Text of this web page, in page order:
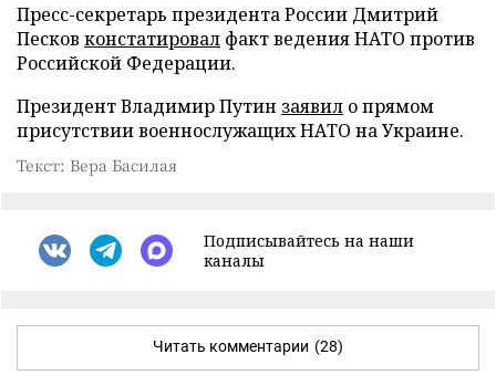
Пресс-секретарь президента России Дмитрий
Песков констатировал факт ведения НАТО против
Российской Федерации.
Президент Владимир Путин заявил о прямом
присутствии военнослужащих НАТО на Украине.
Текст: Вера Басилая
Подписывайтесь на наши
каналы
Читать комментарии (28)